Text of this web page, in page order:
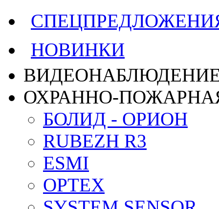
НОВИНКИ
ОХРАННО-
БОЛИД - ОРИОН
RUBEZH R3
ESMI
OPTEX